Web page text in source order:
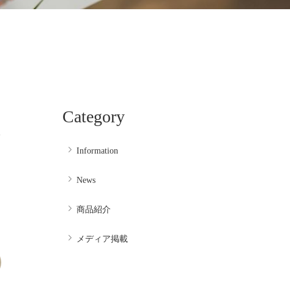
Category
Information
News
商品紹介
メディア掲載